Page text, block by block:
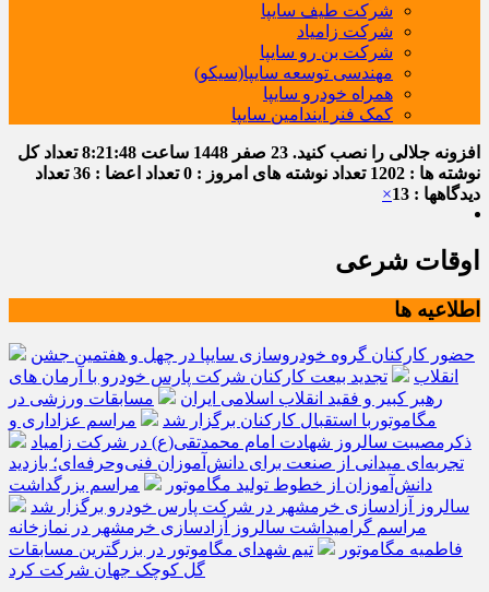
شرکت طیف سایپا
شرکت زامیاد
شرکت بن رو سایپا
مهندسی توسعه سایپا(سیکو)
همراه خودرو سایپا
کمک فنر ایندامین سایپا
افزونه جلالی را نصب کنید. 23 صفر 1448 ساعت 8:21:48تعداد کل
نوشته ها : 1202
تعداد نوشته های امروز : 0 تعداد اعضا : 36
تعداد
دیدگاهها : 13
×
اوقات شرعی
اطلاعیه ها
حضور کارکنان گروه خودروسازی سایپا در چهل و هفتمین جشن
انقلاب
تجدید بیعت کارکنان شرکت پارس خودرو با آرمان های
رهبر کبیر و فقید انقلاب اسلامی ایران
مسابقات ورزشی در
مگاموتوربا استقبال کارکنان برگزار شد
مراسم عزاداری و
ذکرمصیبت سالروز شهادت امام محمدتقی(ع) در شرکت زامیاد
تجربه‌ای میدانی از صنعت برای دانش‌آموزان فنی‌وحرفه‌ای؛ بازدید
دانش‌آموزان از خطوط تولید مگاموتور
مراسم بزرگداشت
سالروز آزادسازی خرمشهر در شرکت پارس خودرو برگزار شد
مراسم گرامیداشت سالروز آزادسازی خرمشهر در نمازخانه
فاطمیه مگاموتور
تیم شهدای مگاموتور در بزرگترین مسابقات
گل کوچک جهان شرکت کرد